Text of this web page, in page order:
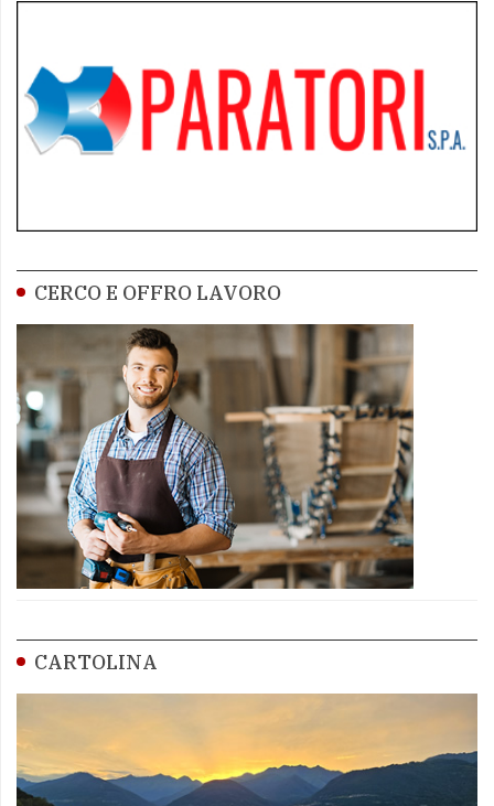
CERCO E OFFRO LAVORO
CARTOLINA